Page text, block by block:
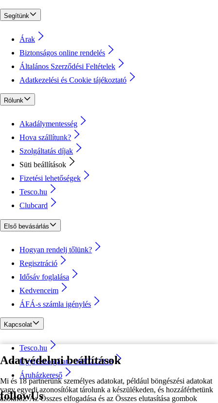
Adatvédelmi beállítások
Mi és 18 partnerünk személyes adatokat, például böngészési adatokat
vagy egyedi azonosítókat tárolunk a készülékeden, és hozzáférhetünk
azokhoz. Az Összes elfogadása és az Összes elutasítása gombok
Segítünk
Árak
Biztonságos online rendelés
Általános Szerződési Feltételek
Adatkezelési és Cookie tájékoztató
Rólunk
Akadálymentesség
Hova szállítunk?
Szolgáltatás díjak
Süti beállítások
Fizetési lehetőségek
Tesco.hu
Clubcard
Első bevásárlás
Hogyan rendelj tőlünk?
Regisztráció
Idősáv foglalása
Kedvenceim
ÁFÁ-s számla igénylés
Kapcsolat
Tesco.hu
Ügyfélszolgálat - 0680222333
Áruházkereső
followUs